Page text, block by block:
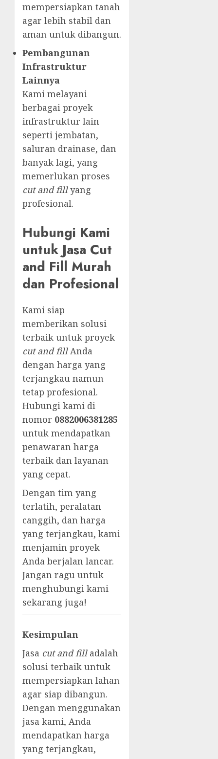
mempersiapkan tanah
agar lebih stabil dan
aman untuk dibangun.
Pembangunan
Infrastruktur
Lainnya
Kami melayani
berbagai proyek
infrastruktur lain
seperti jembatan,
saluran drainase, dan
banyak lagi, yang
memerlukan proses
cut and fillyang
profesional.
Hubungi Kami
untuk Jasa Cut
and Fill Murah
dan Profesional
Kami siap
memberikan solusi
terbaik untuk proyek
cut and fillAnda
dengan harga yang
terjangkau namun
tetap profesional.
Hubungi kami di
nomor 0882006381285
untuk mendapatkan
penawaran harga
terbaik dan layanan
yang cepat.
Dengan tim yang
terlatih, peralatan
canggih, dan harga
yang terjangkau, kami
menjamin proyek
Anda berjalan lancar.
Jangan ragu untuk
menghubungi kami
sekarang juga!
Kesimpulan
Jasa cut and filladalah
solusi terbaik untuk
mempersiapkan lahan
agar siap dibangun.
Dengan menggunakan
jasa kami, Anda
mendapatkan harga
yang terjangkau,